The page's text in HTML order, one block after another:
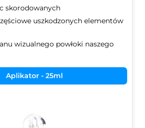
skorodowanych
uszkodzonych elementów
wizualnego powłoki naszego
Aplikator - 25ml